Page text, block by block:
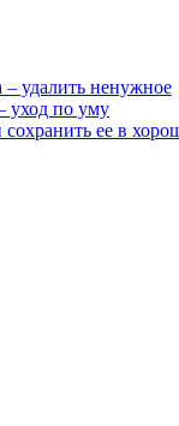
удалить ненужное
уход по уму
ее в